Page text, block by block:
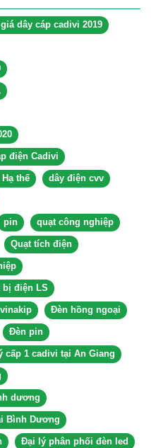
dây cáp cadivi 2019
điện Cadivi
thế dây điện cvv
pin quạt công nghiệp
Quạt tích điện
bị điện LS
Đèn hồng ngoại
Đèn pin
cấp 1 cadivi tại An Giang
dương
Bình Dương
Đại lý phân phối đèn led